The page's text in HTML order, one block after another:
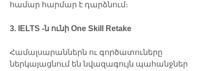
համար հարմար է դարձնում։
3. IELTS -ն ունի One Skill Retake
Համալսարաններն ու գործատուները
ներկայացնում են նվազագույն պահանջներ